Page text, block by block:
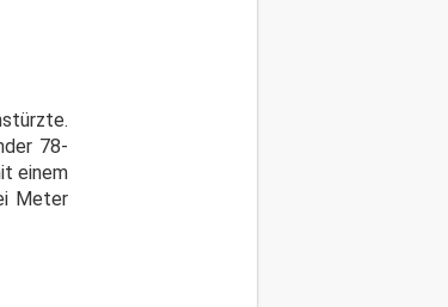
78-
einem
Meter